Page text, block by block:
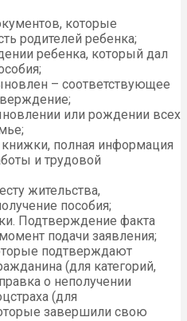
которые
родителей ребенка;
ребенка, который дал
– соответствующее
или рождении всех
полная информация
и трудовой
жительства,
пособия;
Подтверждение факта
подачи заявления;
подтверждают
(для категорий,
о неполучении
(для
завершили свою